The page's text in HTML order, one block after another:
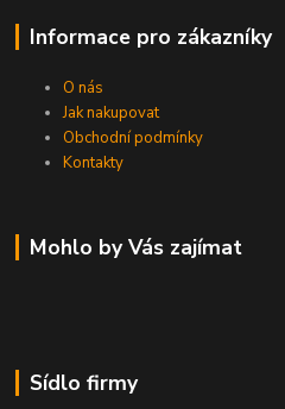
Informace pro zákazníky
O nás
Jak nakupovat
Obchodní podmínky
Kontakty
Mohlo by Vás zajímat
Sídlo firmy